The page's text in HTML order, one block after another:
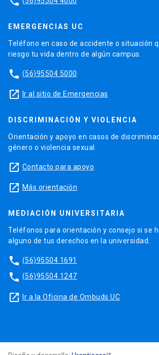
EMERGENCIAS UC
Teléfono en caso de accidente o situación
riesgo tu vida dentro de algún campus.
phone (56)95504 5000
launch Ir al sitio de Emergencias
DISCRIMINACIÓN Y VIOLENCIA
Orientación y apoyo en casos de
género o violencia sexual.
launch Contacto para apoyo
launch Más orientación
MEDIACIÓN UNIVERSITARIA
Teléfonos para orientación y consejo si se
alguno de tus derechos en la universidad.
phone (56)95504 1691
phone (56)95504 1247
launch Ir a la Oficina de Ombuds UC